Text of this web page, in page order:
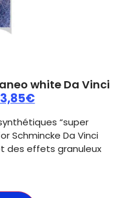
white Da Vinci
€
“super
Schmincke Da Vinci
des effets granuleux